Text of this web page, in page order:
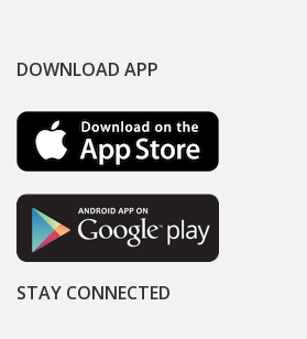
DOWNLOAD APP
STAY CONNECTED